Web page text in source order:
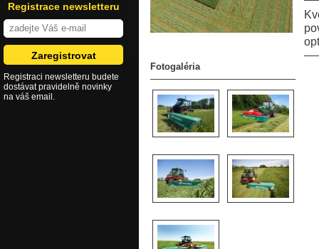
Fotogaléria
Registrace newsletteru
Registraci newsletteru budete
dostávat pravidelně novinky
na váš email.